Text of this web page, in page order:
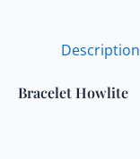
Description
Bracelet Howlite